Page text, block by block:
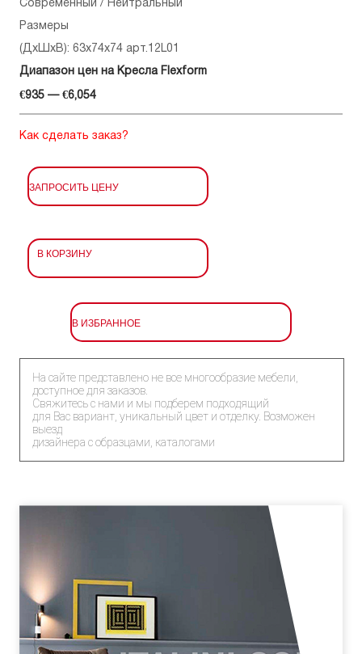
Современный / Нейтральный
Размеры
(ДхШхВ): 63x74x74 арт.12L01
Диапазон цен на Кресла Flexform
€935 — €6,054
Как сделать заказ?
ЗАПРОСИТЬ ЦЕНУ
В КОРЗИНУ
В ИЗБРАННОЕ
На сайте представлено не все многообразие мебели,
доступное для заказов.
Свяжитесь с нами и мы подберем подходящий
для Вас вариант, уникальный цвет и отделку. Возможен
выезд
дизайнера с образцами, каталогами